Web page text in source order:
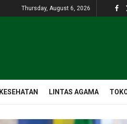
Thursday, August 6, 2026
KESEHATAN LINTAS AGAMA